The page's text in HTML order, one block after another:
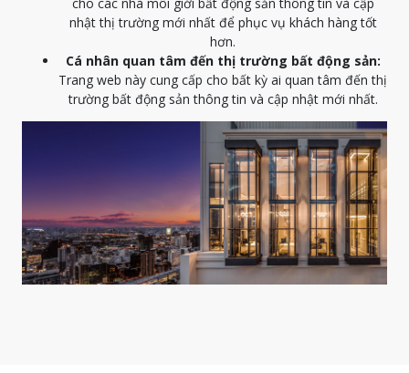
nhật thị trường mới nhất để phục vụ khách hàng tốt
hơn.
Cá nhân quan tâm đến thị trường bất động sản:
Trang web này cung cấp cho bất kỳ ai quan tâm đến thị
trường bất động sản thông tin và cập nhật mới nhất.